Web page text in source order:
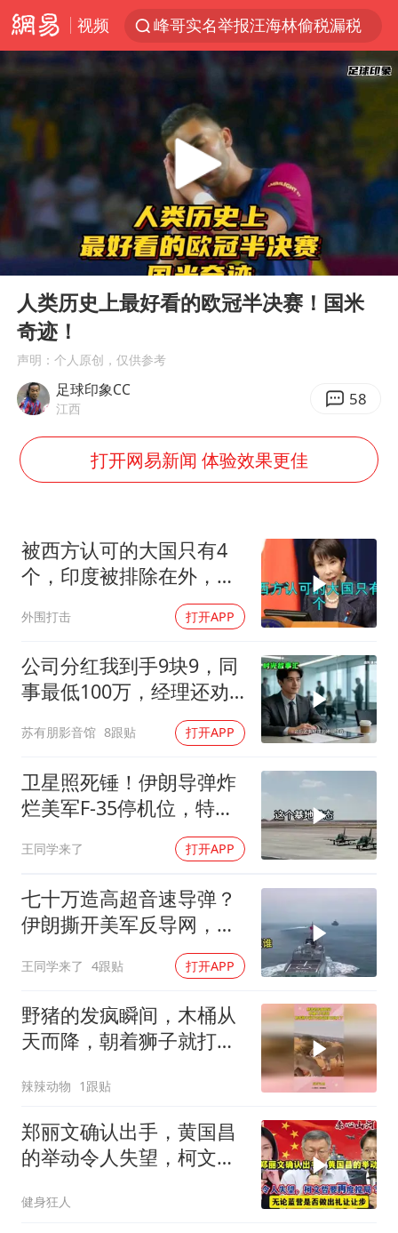
视频
马斯克拒绝乌用星链打击俄境内目标
解锁各地夏日限定体验
黄金创今年来最大单周涨幅
名创优品一次性内裤 颜面尽失
“六爷”挂一颗出场
金饰克价一夜涨回1300元
视频丨中国东方电气集团原党组副书记、董事宋致远被查
酒店回应车内过夜被收150元
西湖突现狂风暴雨 游客瞬间被浇透
女主硬加吻戏短剧已下架
包文婧：二胎很难一碗水端平
香港宏福苑火灾或由烟头引起
Play
00:00 03:11
人类历史上最好看的欧冠半决赛！国米
奇迹！
声明：个人原创，仅供参考
足球印象CC
江西 58
打开网易新闻 体验效果更佳
被西方认可的大国只有4
个，印度被排除在外，为
外围打击 打开APP
公司分红我到手9块9，同
事最低100万，经理还劝
我续签，我笑了：不签了
苏有朋影音馆 8跟贴 打开APP
卫星照死锤！伊朗导弹炸
烂美军F-35停机位，特朗
王同学来了 打开APP
七十万造高超音速导弹？
伊朗撕开美军反导网，炸
王同学来了 4跟贴 打开APP
野猪的发疯瞬间，木桶从
天而降，朝着狮子就打去
辣辣动物 1跟贴
郑丽文确认出手，黄国昌
的举动令人失望，柯文哲
健身狂人